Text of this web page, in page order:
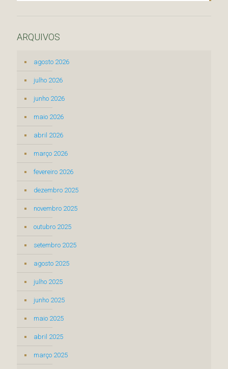
ARQUIVOS
agosto 2026
julho 2026
junho 2026
maio 2026
abril 2026
março 2026
fevereiro 2026
dezembro 2025
novembro 2025
outubro 2025
setembro 2025
agosto 2025
julho 2025
junho 2025
maio 2025
abril 2025
março 2025